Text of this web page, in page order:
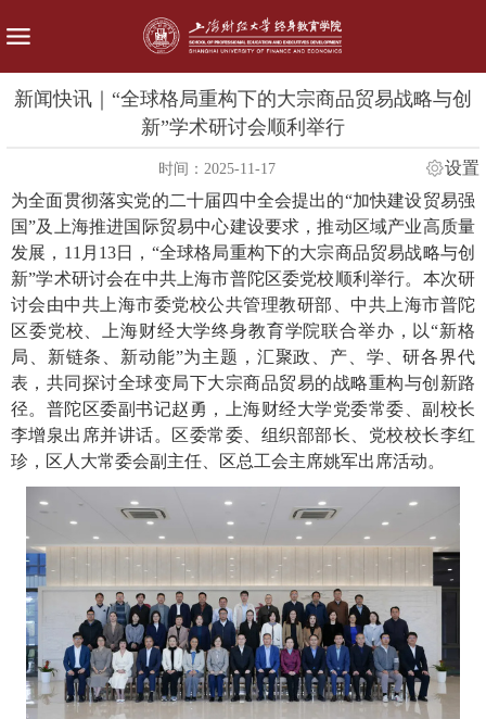
新闻快讯｜“全球格局重构下的大宗商品贸易战略与创
新”学术研讨会顺利举行
时间：2025-11-17
设置
为全面贯彻落实党的二十届四中全会提出的“加快建设贸易强
国”及上海推进国际贸易中心建设要求，推动区域产业高质量
发展，11月13日，“全球格局重构下的大宗商品贸易战略与创
新”学术研讨会在中共上海市普陀区委党校顺利举行。本次研
讨会由中共上海市委党校公共管理教研部、中共上海市普陀
区委党校、上海财经大学终身教育学院联合举办，以“新格
局、新链条、新动能”为主题，汇聚政、产、学、研各界代
表，共同探讨全球变局下大宗商品贸易的战略重构与创新路
径。普陀区委副书记赵勇，上海财经大学党委常委、副校长
李增泉出席并讲话。区委常委、组织部部长、党校校长李红
珍，区人大常委会副主任、区总工会主席姚军出席活动。